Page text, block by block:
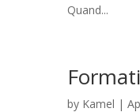
Quand...
by Kamel |